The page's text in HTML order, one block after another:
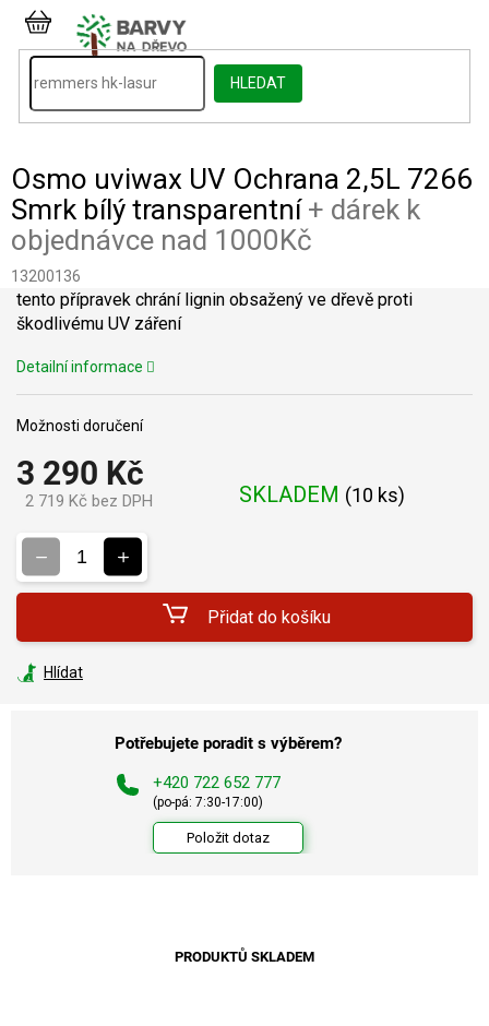
Přejít
obsah
HLEDAT
NÁKUPNÍ
KOŠÍK
Osmo uviwax UV Ochrana 2,5L 7266
Smrk bílý transparentní + dárek k
objednávce nad 1000Kč
13200136
3 290 Kč
2 719 Kč bez DPH SKLADEM (10 ks)
Možnosti doručení
Přidat do košíku
tento přípravek chrání lignin obsažený ve dřevě proti
škodlivému UV záření
Detailní informace
Hlídat
Potřebujete poradit s výběrem?
+420 722 652 777
(po-pá: 7:30-17:00)
Položit dotaz
PRODUKTŮ SKLADEM